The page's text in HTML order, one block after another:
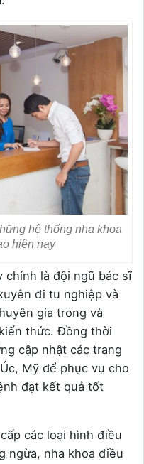
hệ thống nha khoa
hiện nay
chính là đội ngũ bác sĩ
đi tu nghiệp và
gia trong và
thức. Đồng thời
cập nhật các trang
Mỹ để phục vụ cho
đạt kết quả tốt
các loại hình điều
ngừa, nha khoa điều